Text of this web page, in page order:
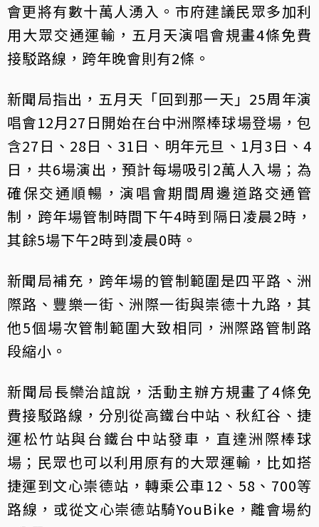
會更將有數十萬人湧入。市府建議民眾多加利
用大眾交通運輸，五月天演唱會規畫4條免費
接駁路線，跨年晚會則有2條。
新聞局指出，五月天「回到那一天」25周年演
唱會12月27日開始在台中洲際棒球場登場，包
含27日、28日、31日、明年元旦、1月3日、4
日，共6場演出，預計每場吸引2萬人入場；為
確保交通順暢，演唱會期間周邊道路交通管
制，跨年場管制時間下午4時到隔日凌晨2時，
其餘5場下午2時到凌晨0時。
新聞局補充，跨年場的管制範圍是四平路、洲
際路、豐樂一街、洲際一街與崇德十九路，其
他5個場次管制範圍大致相同，洲際路管制路
段縮小。
新聞局長欒治誼說，活動主辦方規畫了4條免
費接駁路線，分別從高鐵台中站、秋紅谷、捷
運松竹站與台鐵台中站發車，直達洲際棒球
場；民眾也可以利用原有的大眾運輸，比如搭
捷運到文心崇德站，轉乘公車12、58、700等
路線，或從文心崇德站騎YouBike，離會場約